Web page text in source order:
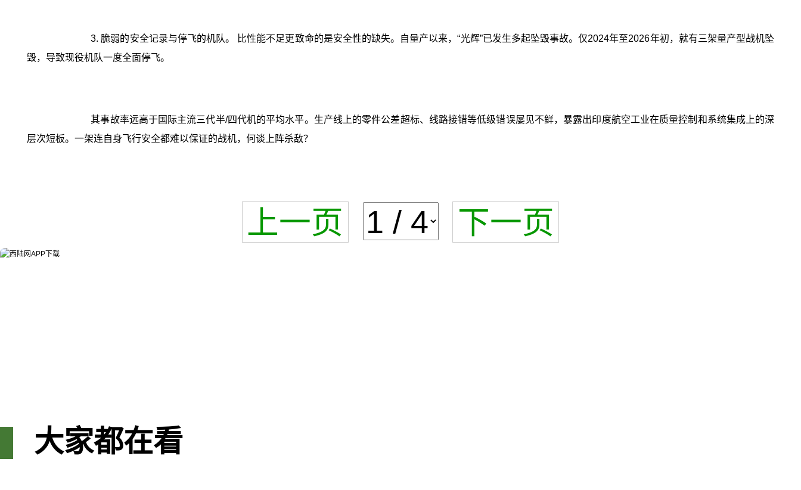
3. 脆弱的安全记录与停飞的机队。 比性能不足更致命的是安全性的缺失。自量产以来，“光辉”已发生多起坠毁事故。仅2024年至2026年初，就有三架量产型战机坠
毁，导致现役机队一度全面停飞。
其事故率远高于国际主流三代半/四代机的平均水平。生产线上的零件公差超标、线路接错等低级错误屡见不鲜，暴露出印度航空工业在质量控制和系统集成上的深
层次短板。一架连自身飞行安全都难以保证的战机，何谈上阵杀敌？
上一页 下一页
大家都在看